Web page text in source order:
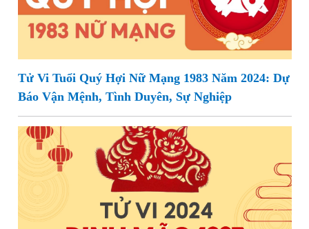
Tử Vi Tuổi Quý Hợi Nữ Mạng 1983 Năm 2024: Dự
Báo Vận Mệnh, Tình Duyên, Sự Nghiệp